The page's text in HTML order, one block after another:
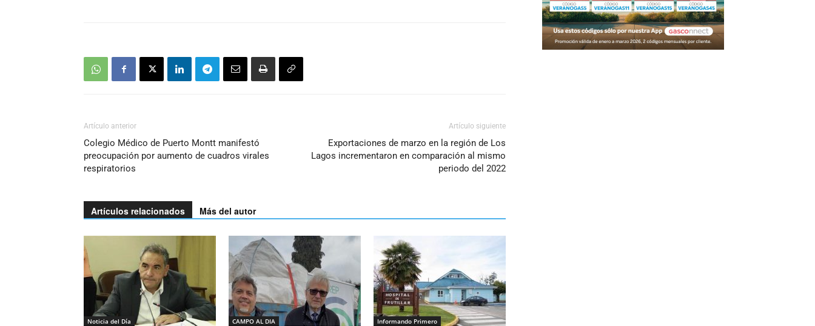
Artículo anterior
Colegio Médico de Puerto Montt manifestó
preocupación por aumento de cuadros virales
respiratorios
Artículo siguiente
Exportaciones de marzo en la región de Los
Lagos incrementaron en comparación al mismo
periodo del 2022
Artículos relacionados Más del autor
Noticia del Día CAMPO AL DIA Informando Primero